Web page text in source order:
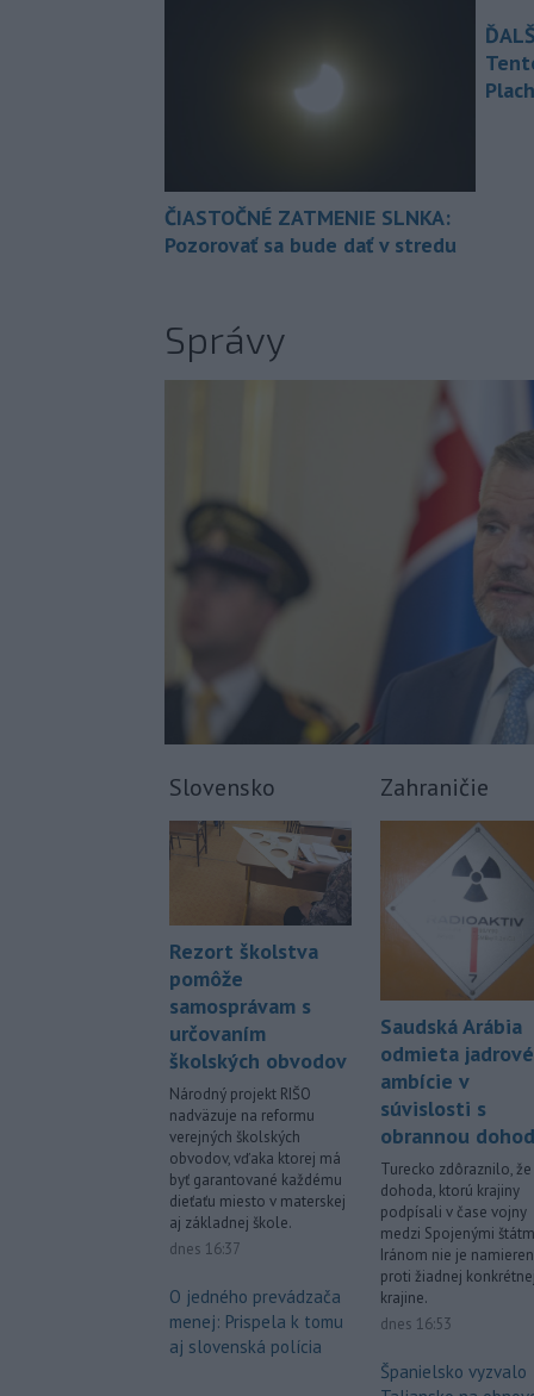
ČIASTOČNÉ ZATMENIE SLNKA:
Pozorovať sa bude dať v stredu
Správy
Slovensko
Rezort školstva
pomôže
samosprávam s
určovaním
školských obvodov
Národný projekt RIŠO
nadväzuje na reformu
verejných školských
obvodov, vďaka ktorej má
byť garantované každému
dieťaťu miesto v materskej
aj základnej škole.
dnes 16:37
O jedného prevádzača
menej: Prispela k tomu
aj slovenská polícia
Zahraničie
Saudská Arábia
odmieta jadrové
ambície v
súvislosti s
obrannou
Turecko zdôraznilo, že
dohoda, ktorú krajiny
podpísali v čase vojny
medzi Spojenými
Iránom nie je
proti žiadnej konkrétnej
krajine.
dnes 16:53
Španielsko vyzvalo